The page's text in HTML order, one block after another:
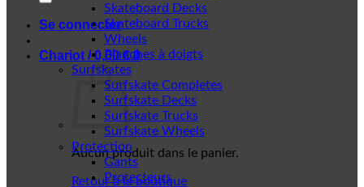
Se connecter
Chariot /0,00€ 0
Aucun produit dans le panier.
Retour à la boutique
Skateboard Decks
Skateboard Trucks
Wheels
Planches à doigts
Surfskates
Surfskate Completes
Surfskate Decks
Surfskate Trucks
Surfskate Wheels
Protection
Gants
Protecteurs